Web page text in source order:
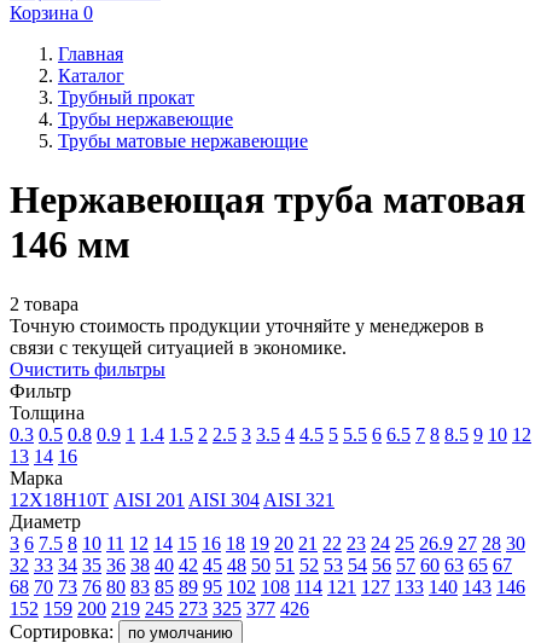
Корзина 0
Главная
Каталог
Трубный прокат
Трубы нержавеющие
Трубы матовые нержавеющие
Нержавеющая труба матовая
146 мм
2 товара
Точную стоимость продукции уточняйте у менеджеров в
связи с текущей ситуацией в экономике.
Очистить фильтры
Фильтр
Толщина
0.3 0.5 0.8 0.9 1 1.4 1.5 2 2.5 3 3.5 4 4.5 5 5.5 6 6.5 7 8 8.5 9 10 12
13 14 16
Марка
12Х18Н10Т AISI 201 AISI 304 AISI 321
Диаметр
3 6 7.5 8 10 11 12 14 15 16 18 19 20 21 22 23 24 25 26.9 27 28 30
32 33 34 35 36 38 40 42 45 48 50 51 52 53 54 56 57 60 63 65 67
68 70 73 76 80 83 85 89 95 102 108 114 121 127 133 140 143 146
152 159 200 219 245 273 325 377 426
Сортировка:
по умолчанию